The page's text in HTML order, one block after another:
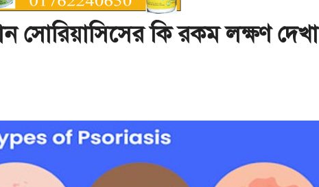
সোরিয়াসিসের কি রকম লক্ষণ দেখা